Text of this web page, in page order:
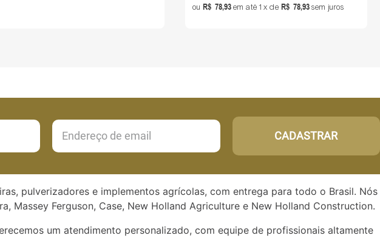
ou R$ 78,93em até1 de R$ 78,93sem juros
CADASTRAR
pulverizadores e implementos agrícolas, com entrega para todo o Brasil. Nós
Massey Ferguson, Case, New Holland Agriculture e New Holland Construction.
um atendimento personalizado, com equipe de profissionais altamente